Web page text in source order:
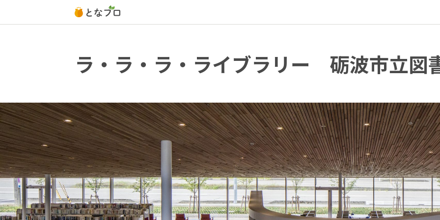
ラ・ラ・ラ・ライブラリー 砺波市立図